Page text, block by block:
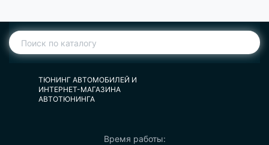
ТЮНИНГ АВТОМОБИЛЕЙ И
ИНТЕРНЕТ-МАГАЗИНА
АВТОТЮНИНГА
Время работы: